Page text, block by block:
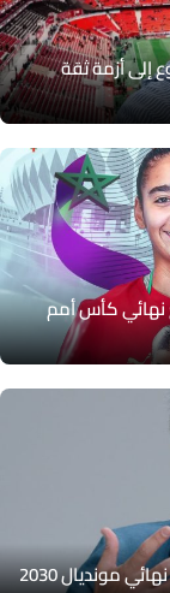
أزمة ثقة
كأس أمم
2030